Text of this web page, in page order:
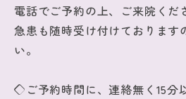
電話でご予約の上、ご来院くだ
急患も随時受け付けております
い。
◇ご予約時間に、連絡無く15分